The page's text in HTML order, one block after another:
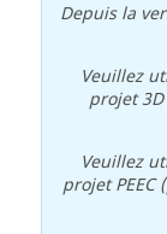
Depuis la
Veuillez
projet
Veuillez
projet